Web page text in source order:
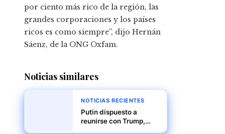
por ciento más rico de la región, las
grandes corporaciones y los países
ricos es como siempre”, dijo Hernán
Sáenz, de la ONG Oxfam.
Noticias similares
NOTICIAS RECIENTES
Putin dispuesto a
reunirse con Trump,